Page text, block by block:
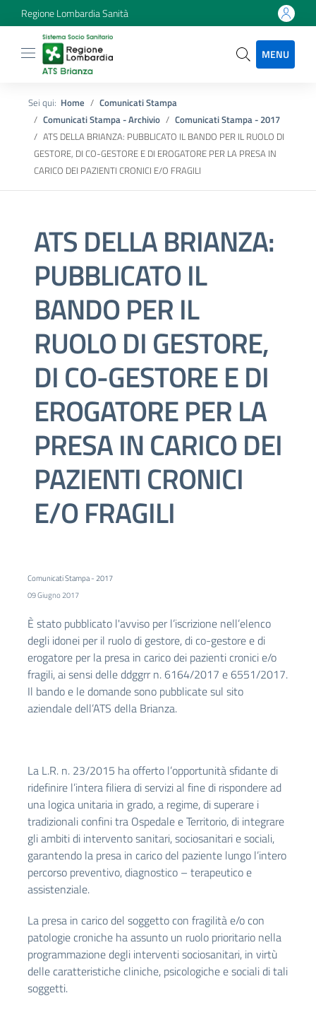
Regione Lombardia Sanità
MENU
Sei qui: Home
Comunicati Stampa
Comunicati Stampa - Archivio
Comunicati Stampa - 2017
ATS DELLA BRIANZA: PUBBLICATO IL BANDO PER IL RUOLO DI
GESTORE, DI CO-GESTORE E DI EROGATORE PER LA PRESA IN
CARICO DEI PAZIENTI CRONICI E/O FRAGILI
ATS DELLA BRIANZA:
PUBBLICATO IL
BANDO PER IL
RUOLO DI GESTORE,
DI CO-GESTORE E DI
EROGATORE PER LA
PRESA IN CARICO DEI
PAZIENTI CRONICI
E/O FRAGILI
Comunicati Stampa - 2017
09 Giugno 2017
È stato pubblicato l'avviso per l’iscrizione nell’elenco
degli idonei per il ruolo di gestore, di co-gestore e di
erogatore per la presa in carico dei pazienti cronici e/o
fragili, ai sensi delle ddggrr n. 6164/2017 e 6551/2017.
Il bando e le domande sono pubblicate sul sito
aziendale dell’ATS della Brianza.
La L.R. n. 23/2015 ha offerto l’opportunità sfidante di
ridefinire l’intera filiera di servizi al fine di rispondere ad
una logica unitaria in grado, a regime, di superare i
tradizionali confini tra Ospedale e Territorio, di integrare
gli ambiti di intervento sanitari, sociosanitari e sociali,
garantendo la presa in carico del paziente lungo l’intero
percorso preventivo, diagnostico – terapeutico e
assistenziale.
La presa in carico del soggetto con fragilità e/o con
patologie croniche ha assunto un ruolo prioritario nella
programmazione degli interventi sociosanitari, in virtù
delle caratteristiche cliniche, psicologiche e sociali di tali
soggetti.